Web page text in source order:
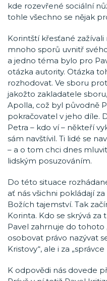
kde rozevřené sociální
tohle všechno se nějak
Korintští křesťané
mnoho sporů uvnitř
a jedno téma bylo pro
otázka autority. Otázka
rozhodovat. Ve sboru
jakožto zakladatele
Apolla, což byl původně
pokračovatel v jeho díle.
Petra – kdo ví – někteří
sám navštívil. Ti lidé se
– a o tom chci dnes
lidským posuzováním.
Do této situace
ať nás všichni pokládají
Božích tajemství. Tak
Korinta. Kdo se skrývá za
Pavel zahrnuje do tohoto
osobovat právo nazývat
Kristovy“, ale i za
K odpovědi nás dovede